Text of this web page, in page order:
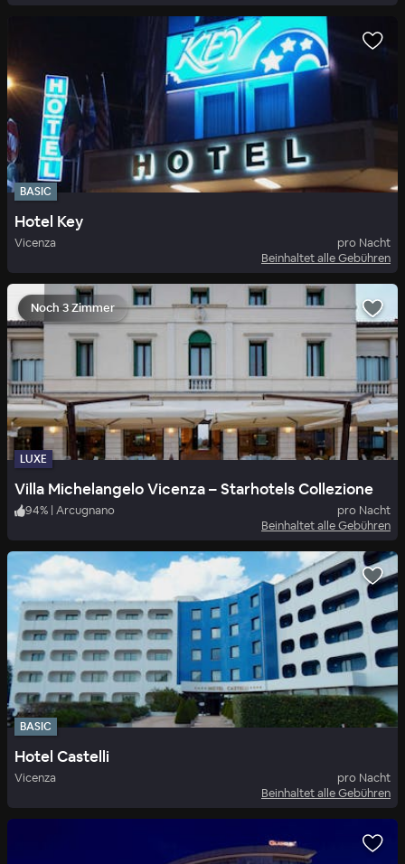
BASIC
Hotel Key
Vicenza
pro Nacht
Beinhaltet alle Gebühren
Noch 3 Zimmer
LUXE
Villa Michelangelo Vicenza – Starhotels Collezione
94% | Arcugnano
pro Nacht
Beinhaltet alle Gebühren
BASIC
Hotel Castelli
Vicenza
pro Nacht
Beinhaltet alle Gebühren